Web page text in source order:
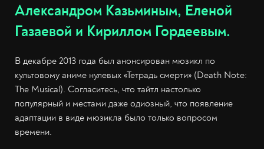
Александром Казьминым, Еленой
Газаевой и Кириллом Гордеевым.
В декабре 2013 года был анонсирован мюзикл по
культовому аниме нулевых «Тетрадь смерти» (Death Note:
The Musical). Согласитесь, что тайтл настолько
популярный и местами даже одиозный, что появление
адаптации в виде мюзикла было только вопросом
времени.